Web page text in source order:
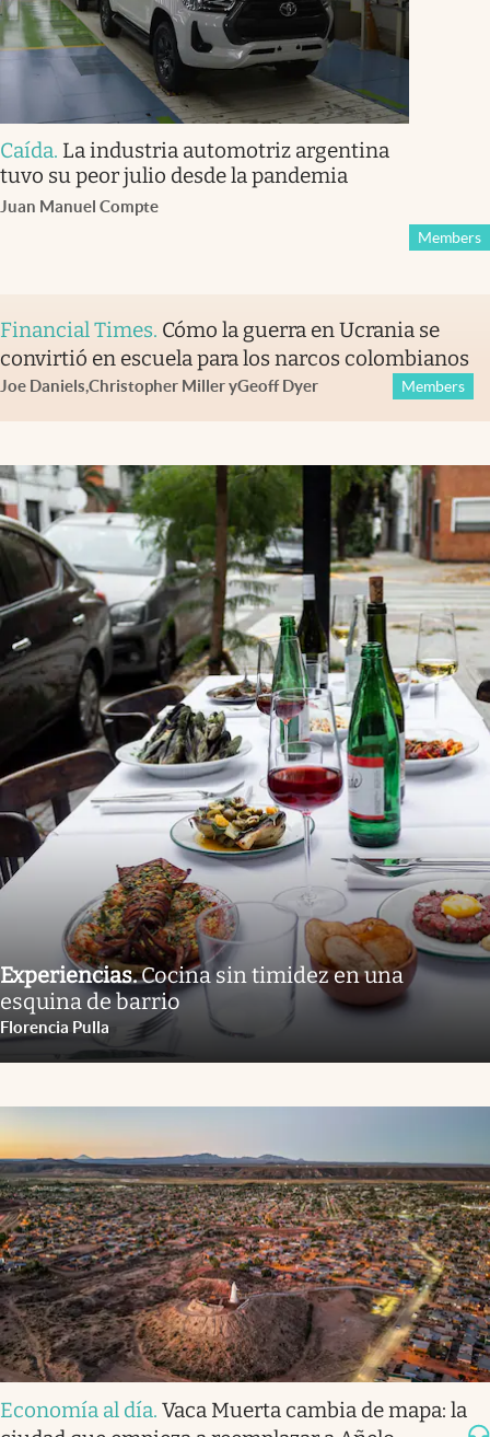
Caída. La industria automotriz argentina
tuvo su peor julio desde la pandemia
Juan Manuel Compte
Members
Financial Times. Cómo la guerra en Ucrania se
convirtió en escuela para los narcos colombianos
Joe Daniels,Christopher MilleryGeoff Dyer Members
Experiencias.Cocina sin timidez en una
esquina de barrio
Florencia Pulla
Economía al día. Vaca Muerta cambia de mapa: la